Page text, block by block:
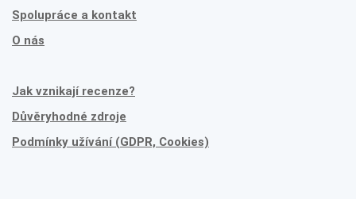
Spolupráce a kontakt
O nás
Jak vznikají recenze?
Důvěryhodné zdroje
Podmínky užívání (GDPR, Cookies)